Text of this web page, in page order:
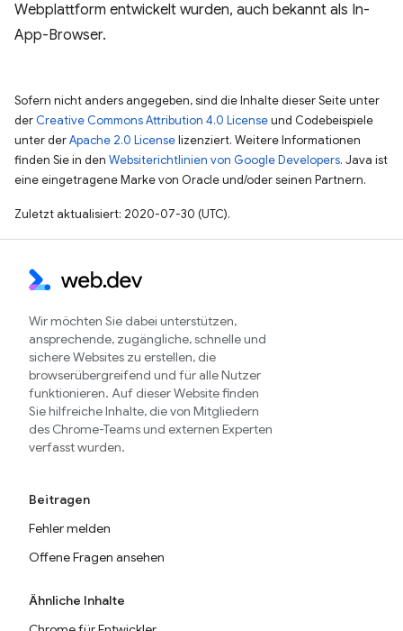
Webplattform entwickelt wurden, auch bekannt als In-
App-Browser.
Sofern nicht anders angegeben, sind die Inhalte dieser Seite unter
der Creative Commons Attribution 4.0 Licenseund Codebeispiele
unter derApache 2.0 Licenselizenziert. Weitere Informationen
finden Sie in den Websiterichtlinien von Google Developers. Java ist
eine eingetragene Marke von Oracle und/oder seinen Partnern.
Zuletzt aktualisiert: 2020-07-30 (UTC).
Wir möchten Sie dabei unterstützen,
ansprechende, zugängliche, schnelle und
sichere Websites zu erstellen, die
browserübergreifend und für alle Nutzer
funktionieren. Auf dieser Website finden
Sie hilfreiche Inhalte, die von Mitgliedern
des Chrome-Teams und externen Experten
verfasst wurden.
Beitragen
Fehler melden
Offene Fragen ansehen
Ähnliche Inhalte